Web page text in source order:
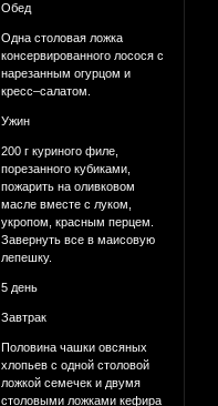
Обед
Одна столовая ложка
консервированного лосося с
нарезанным огурцом и
кресс–салатом.
Ужин
200 г куриного филе,
порезанного кубиками,
пожарить на оливковом
масле вместе с луком,
укропом, красным перцем.
Завернуть все в маисовую
лепешку.
5 день
Завтрак
Половина чашки овсяных
хлопьев с одной столовой
ложкой семечек и двумя
столовыми ложками кефира